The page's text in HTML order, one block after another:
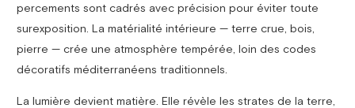
percements sont cadrés avec précision pour éviter toute
surexposition. La matérialité intérieure — terre crue, bois,
pierre — crée une atmosphère tempérée, loin des codes
décoratifs méditerranéens traditionnels.
La lumière devient matière. Elle révèle les strates de la terre,